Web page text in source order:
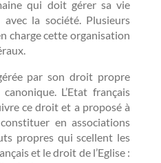
qui doit gérer sa vie
la société. Plusieurs
charge cette organisation
par son droit propre
L’Etat français
ce droit et a proposé à
en associations
propres qui scellent les
et le droit de l’Eglise :